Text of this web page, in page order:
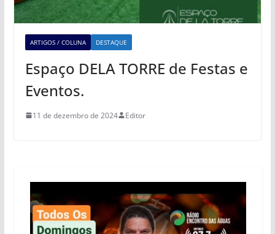
ARTIGOS / COLUNA DESTAQUE
Espaço DELA TORRE de Festas e
Eventos.
11 de dezembro de 2024 Editor